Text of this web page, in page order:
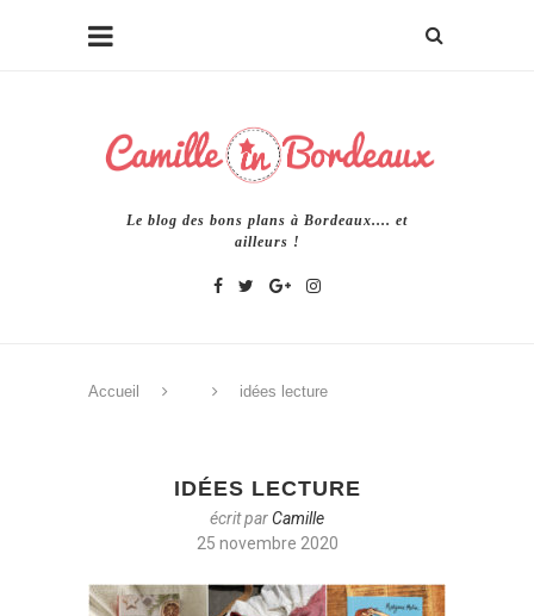
Le blog des bons plans à Bordeaux.... et
ailleurs !
Accueil idées lecture
IDÉES LECTURE
écrit parCamille
25 novembre 2020